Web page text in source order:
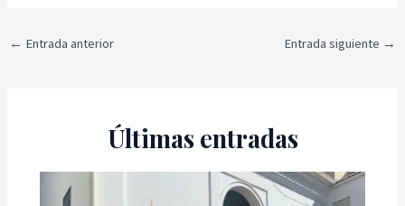
← Entrada anterior Entrada siguiente →
Últimas entradas